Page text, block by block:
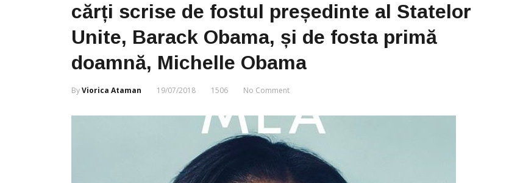
cărți scrise de fostul președinte al Statelor
Unite, Barack Obama, și de fosta primă
doamnă, Michelle Obama
ByViorica Ataman 19/07/2018 1506 No Comment